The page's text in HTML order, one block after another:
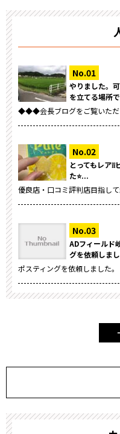
やりました。
を立てる
◆◆◆会長ブログをご覧いた
とってもレア
た⭐...
優良店・口コミ評判店目指し
ADフィールド
グを依頼しま
ポスティングを依頼しました